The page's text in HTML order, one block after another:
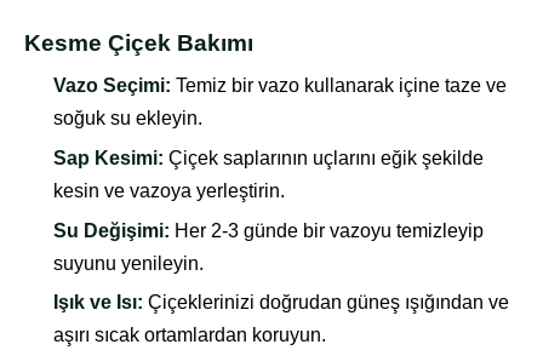
Kesme Çiçek Bakımı
Vazo Seçimi: Temiz bir vazo kullanarak içine taze ve
soğuk su ekleyin.
Sap Kesimi: Çiçek saplarının uçlarını eğik şekilde
kesin ve vazoya yerleştirin.
Su Değişimi: Her 2-3 günde bir vazoyu temizleyip
suyunu yenileyin.
Işık ve Isı: Çiçeklerinizi doğrudan güneş ışığından ve
aşırı sıcak ortamlardan koruyun.